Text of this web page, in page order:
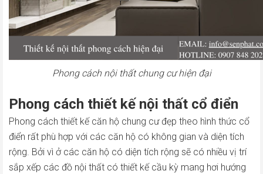
Phong cách nội thất chung cư hiện đại
Phong cách thiết kế nội thất cổ điển
Phong cách thiết kế căn hộ chung cư đẹp theo hình thức cổ
điển rất phù hợp với các căn hộ có không gian và diện tích
rộng. Bởi vì ở các căn hộ có diện tích rộng sẽ có nhiều vị trí
sắp xếp các đồ nội thất có thiết kế cầu kỳ mang hơi hướng